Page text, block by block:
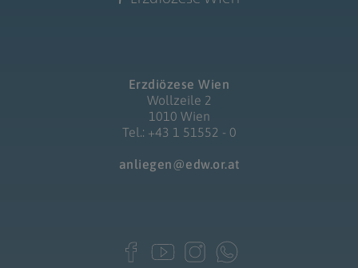
Erzdiözese Wien
Wollzeile 2
1010 Wien
Tel.: +43 1 51552 - 0
anliegen@edw.or.at